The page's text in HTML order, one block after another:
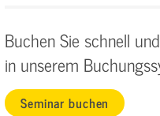
Buchen Sie schnell
in unserem
Seminar buchen